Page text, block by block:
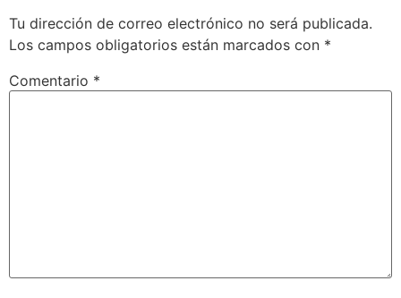
Tu dirección de correo electrónico no será publicada.
Los campos obligatorios están marcados con *
Comentario *